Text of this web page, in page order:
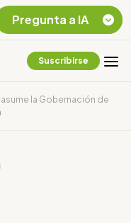
Suscribirse
asume la Gobernación de
Pregunta a IA
Chevron Ecuador